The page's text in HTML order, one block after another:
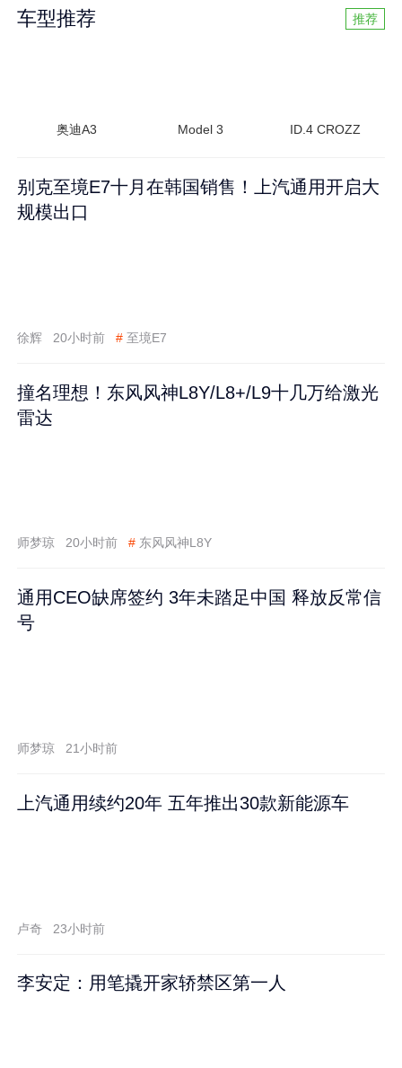
车型推荐 推荐
奥迪A3 Model 3 ID.4 CROZZ
别克至境E7十月在韩国销售！上汽通用开启大
规模出口
徐辉 20小时前 # 至境E7
撞名理想！东风风神L8Y/L8+/L9十几万给激光
雷达
师梦琼 20小时前 # 东风风神L8Y
通用CEO缺席签约 3年未踏足中国 释放反常信
号
师梦琼 21小时前
上汽通用续约20年 五年推出30款新能源车
卢奇 23小时前
李安定：用笔撬开家轿禁区第一人